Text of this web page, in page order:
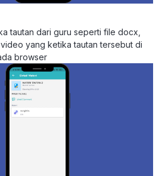
tautan dari guru seperti file docx,
yang ketika tautan tersebut di
browser